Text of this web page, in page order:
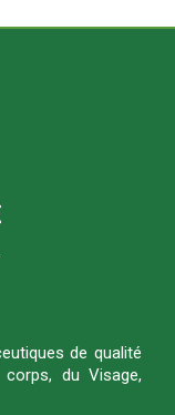
de qualité
du Visage,